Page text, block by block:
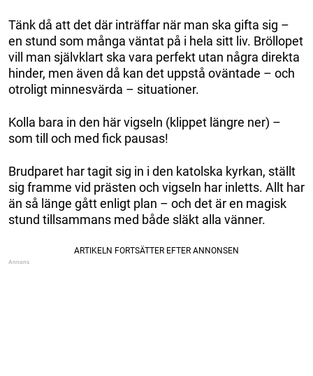
Tänk då att det där inträffar när man ska gifta sig –
en stund som många väntat på i hela sitt liv. Bröllopet
vill man självklart ska vara perfekt utan några direkta
hinder, men även då kan det uppstå oväntade – och
otroligt minnesvärda – situationer.
Kolla bara in den här vigseln (klippet längre ner) –
som till och med fick pausas!
Brudparet har tagit sig in i den katolska kyrkan, ställt
sig framme vid prästen och vigseln har inletts. Allt har
än så länge gått enligt plan – och det är en magisk
stund tillsammans med både släkt alla vänner.